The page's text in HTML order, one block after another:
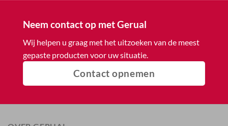
Neem contact op met Gerual
Wij helpen u graag met het uitzoeken van de meest
gepaste producten voor uw situatie.
Contact opnemen